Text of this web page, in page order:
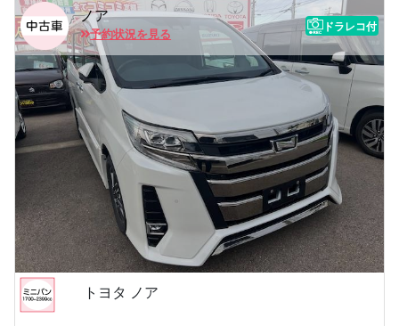
ノア
予約状況を見る
ドラレコ付
トヨタ ノア